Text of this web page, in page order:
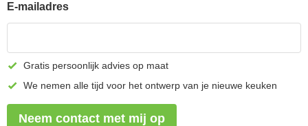
E-mailadres
Gratis persoonlijk advies op maat
We nemen alle tijd voor het ontwerp van je nieuwe keuken
Neem contact met mij op